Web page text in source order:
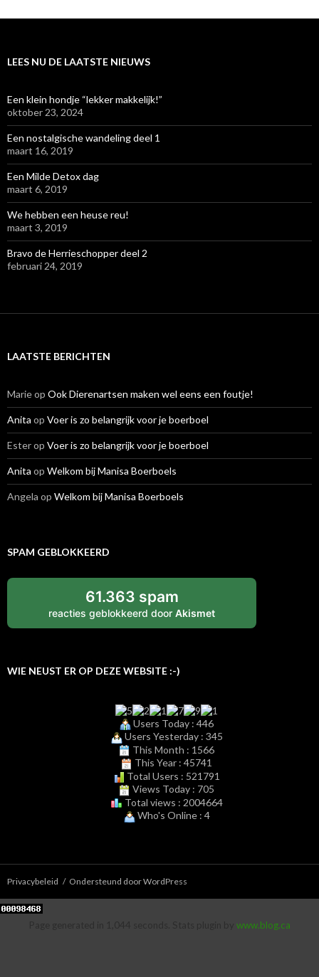
LEES NU DE LAATSTE NIEUWS
Een klein hondje “lekker makkelijk!”
oktober 23, 2024
Een nostalgische wandeling deel 1
maart 16, 2019
Een Milde Detox dag
maart 6, 2019
We hebben een heuse reu!
maart 3, 2019
Bravo de Herrieschopper deel 2
februari 24, 2019
LAATSTE BERICHTEN
Marieop Ook Dierenartsen maken wel eens een foutje!
Anita op Voer is zo belangrijk voor je boerboel
Esterop Voer is zo belangrijk voor je boerboel
Anita op Welkom bij Manisa Boerboels
Angela op Welkom bij Manisa Boerboels
SPAM GEBLOKKEERD
61.363 spam
reacties geblokkeerd door Akismet
WIE NEUST ER OP DEZE WEBSITE :-)
Users Today : 446
Users Yesterday : 345
This Month : 1566
This Year : 45741
Total Users : 521791
Views Today : 705
Total views : 2004664
Who's Online : 4
Privacybeleid Ondersteund door WordPress
www.blog.ca